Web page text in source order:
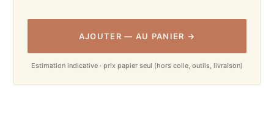
AJOUTER— AU PANIER →
Estimation indicative · prix papier seul (hors colle, outils, livraison)